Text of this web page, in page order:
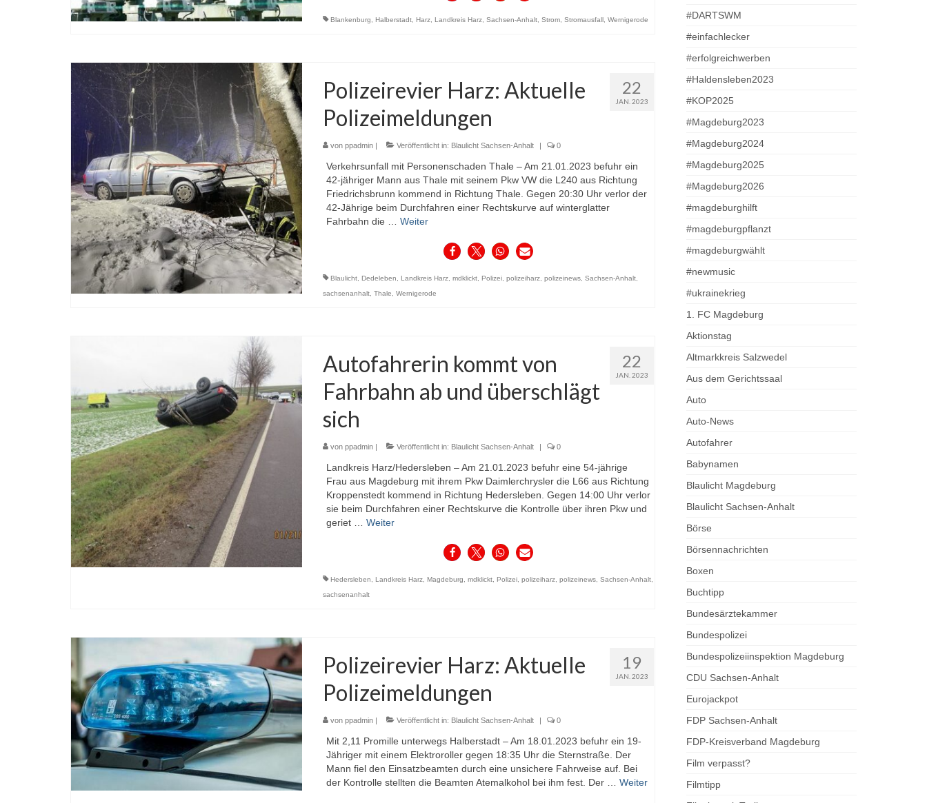
Blankenburg Halberstadt, Harz, Landkreis Harz, Sachsen-Anhalt, Strom, Stromausfall, Wernigerode
22
JAN. 2023
Polizeirevier Harz: Aktuelle
Polizeimeldungen
von ppadmin| Veröffentlicht in: Blaulicht Sachsen-Anhalt | 0
Verkehrsunfall mit Personenschaden Thale – Am 21.01.2023 befuhr ein
42-jähriger Mann aus Thale mit seinem Pkw VW die L240 aus Richtung
Friedrichsbrunn kommend in Richtung Thale. Gegen 20:30 Uhr verlor der
42-Jährige beim Durchfahren einer Rechtskurve auf winterglatter
Fahrbahn die … Weiter
Blaulicht, Dedeleben Landkreis Harz, mdklickt, Polizei, polizeiharz, polizeinews, Sachsen-Anhalt,
sachsenanhalt, Thale Wernigerode
22
JAN. 2023
Autofahrerin kommt von
Fahrbahn ab und überschlägt
sich
von ppadmin| Veröffentlicht in: Blaulicht Sachsen-Anhalt | 0
Landkreis Harz/Hedersleben – Am 21.01.2023 befuhr eine 54-jährige
Frau aus Magdeburg mit ihrem Pkw Daimlerchrysler die L66 aus Richtung
Kroppenstedt kommend in Richtung Hedersleben. Gegen 14:00 Uhr verlor
sie beim Durchfahren einer Rechtskurve die Kontrolle über ihren Pkw und
geriet … Weiter
Hedersleben Landkreis Harz, Magdeburg mdklickt, Polizei, polizeiharz, polizeinews, Sachsen-Anhalt,
sachsenanhalt
19
JAN. 2023
Polizeirevier Harz: Aktuelle
Polizeimeldungen
von ppadmin| Veröffentlicht in: Blaulicht Sachsen-Anhalt | 0
Mit 2,11 Promille unterwegs Halberstadt – Am 18.01.2023 befuhr ein 19-
Jähriger mit einem Elektroroller gegen 18:35 Uhr die Sternstraße. Der
Mann fiel den Einsatzbeamten durch eine unsichere Fahrweise auf. Bei
der Kontrolle stellten die Beamten Atemalkohol bei ihm fest. Der … Weiter
#DARTSWM
#einfachlecker
#erfolgreichwerben
#Haldensleben2023
#KOP2025
#Magdeburg2023
#Magdeburg2024
#Magdeburg2025
#Magdeburg2026
#magdeburghilft
#magdeburgpflanzt
#magdeburgwählt
#newmusic
#ukrainekrieg
1. FC Magdeburg
Aktionstag
Altmarkkreis Salzwedel
Aus dem Gerichtssaal
Auto
Auto-News
Autofahrer
Babynamen
Blaulicht Magdeburg
Blaulicht Sachsen-Anhalt
Börse
Börsennachrichten
Boxen
Buchtipp
Bundesärztekammer
Bundespolizei
Bundespolizeiinspektion Magdeburg
CDU Sachsen-Anhalt
Eurojackpot
FDP Sachsen-Anhalt
FDP-Kreisverband Magdeburg
Film verpasst?
Filmtipp